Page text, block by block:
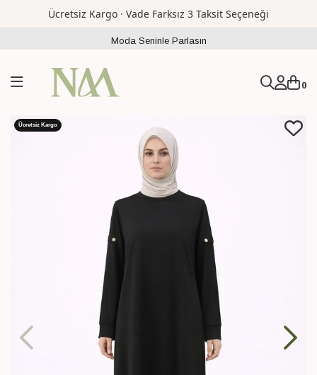
Ücretsiz Kargo · Vade Farksız 3 Taksit Seçeneği
Moda Seninle Parlasın
0
Ücretsiz Kargo